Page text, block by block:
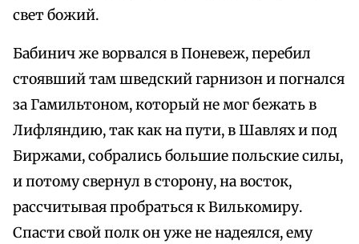
свет божий.
Бабинич же ворвался в Поневеж, перебил
стоявший там шведский гарнизон и погнался
за Гамильтоном, который не мог бежать в
Лифляндию, так как на пути, в Шавлях и под
Биржами, собрались большие польские силы,
и потому свернул в сторону, на восток,
рассчитывая пробраться к Вилькомиру.
Спасти свой полк он уже не надеялся, ему